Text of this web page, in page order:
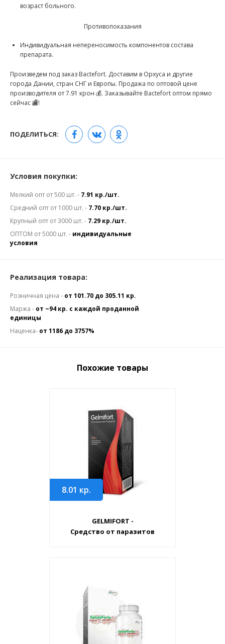
возраст больного.
Противопоказания
Индивидуальная непереносимость компонентов состава
препарата.
Произведем под заказ Bactefort. Доставим в Орхуса и другие
города Дании, стран СНГ и Европы. Продажа по оптовой цене
производителя от 7.91 крон 💰. Заказывайте Bactefort оптом прямо
сейчас 🏬!
ПОДЕЛИТЬСЯ:
Условия покупки:
Мелкий опт от 500 шт. - 7.91 кр./шт.
Средний опт от 1000 шт. - 7.70 кр./шт.
Крупный опт от 3000 шт. - 7.29 кр./шт.
ОПТОМ от 5000 шт. - индивидуальные
условия
Реализация товара:
Розничная цена - от 101.70 до 305.11 кр.
Маржа - от ~94 кр. с каждой проданной
единицы
Наценка- от 1186 до 3757%
Похожие товары
8.01 кр.
GELMIFORT -
Средство от паразитов